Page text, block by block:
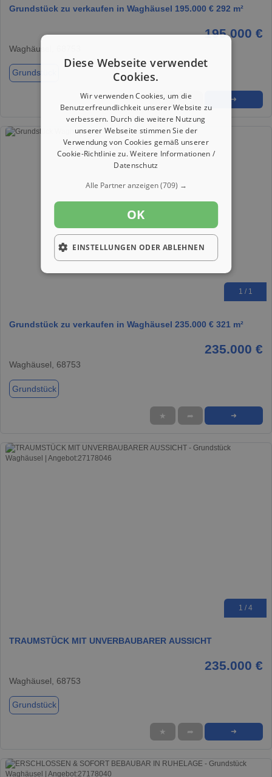
Grundstück zu verkaufen in Waghäusel 195.000 € 292 m²
195.000 €
Waghäusel, 68753
Grundstück
★ ➦ ➜
1 / 1
Grundstück zu verkaufen in Waghäusel 235.000 € 321 m²
235.000 €
Waghäusel, 68753
Grundstück
★ ➦ ➜
1 / 4
TRAUMSTÜCK MIT UNVERBAUBARER AUSSICHT
235.000 €
Waghäusel, 68753
Grundstück
★ ➦ ➜
Diese Webseite verwendet
Cookies.
Wir verwenden Cookies, um die
Benutzerfreundlichkeit unserer Website zu
verbessern. Durch die weitere Nutzung
unserer Webseite stimmen Sie der
Verwendung von Cookies gemäß unserer
Cookie-Richtlinie zu.Weitere Informationen /
Datenschutz
Alle Partner anzeigen(709) →
OK
EINSTELLUNGEN ODER ABLEHNEN